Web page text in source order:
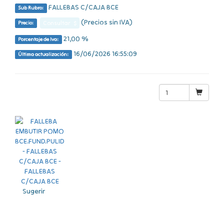
Sub Rubro: FALLEBAS C/CAJA BCE
Precio: (Precios sin IVA)
Porcentaje de Iva: 21,00 %
Última actualización: 16/06/2026 16:55:09
Sugerir